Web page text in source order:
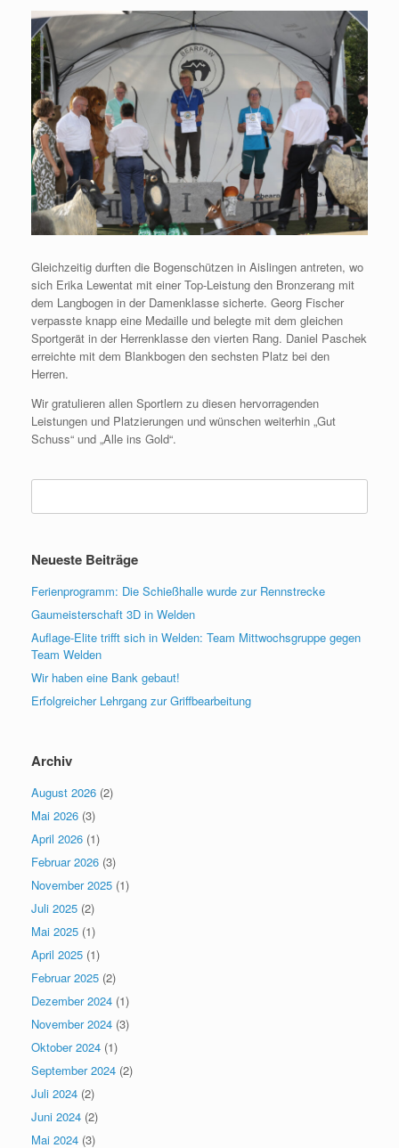
Gleichzeitig durften die Bogenschützen in Aislingen antreten, wo
sich Erika Lewentat mit einer Top-Leistung den Bronzerang mit
dem Langbogen in der Damenklasse sicherte. Georg Fischer
verpasste knapp eine Medaille und belegte mit dem gleichen
Sportgerät in der Herrenklasse den vierten Rang. Daniel Paschek
erreichte mit dem Blankbogen den sechsten Platz bei den
Herren.
Wir gratulieren allen Sportlern zu diesen hervorragenden
Leistungen und Platzierungen und wünschen weiterhin „Gut
Schuss“ und „Alle ins Gold“.
Suchen
Neueste Beiträge
Ferienprogramm: Die Schießhalle wurde zur Rennstrecke
Gaumeisterschaft 3D in Welden
Auflage-Elite trifft sich in Welden: Team Mittwochsgruppe gegen
Team Welden
Wir haben eine Bank gebaut!
Erfolgreicher Lehrgang zur Griffbearbeitung
Archiv
August 2026 (2)
Mai 2026 (3)
April 2026 (1)
Februar 2026 (3)
November 2025 (1)
Juli 2025 (2)
Mai 2025 (1)
April 2025 (1)
Februar 2025 (2)
Dezember 2024 (1)
November 2024 (3)
Oktober 2024 (1)
September 2024 (2)
Juli 2024 (2)
Juni 2024 (2)
Mai 2024 (3)